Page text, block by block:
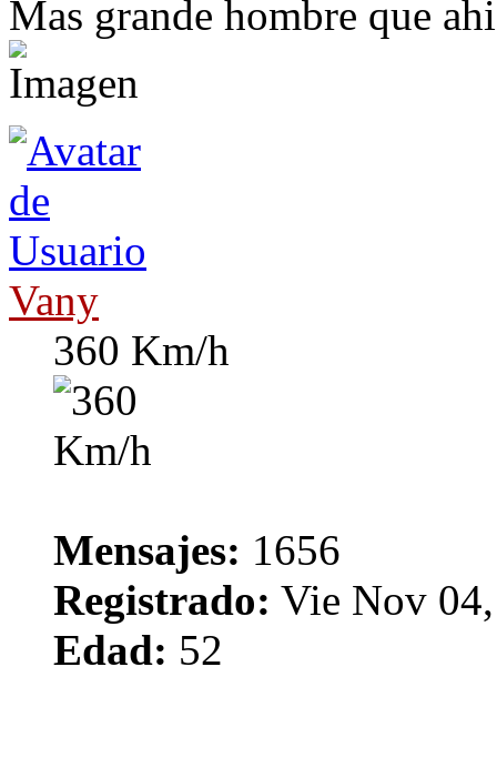
Mas grande hombre que
Vany
360 Km/h
Mensajes: 1656
Registrado: Vie Nov
Edad: 52